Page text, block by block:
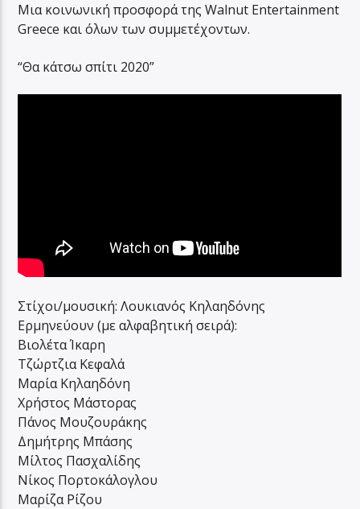
Μια κοινωνική προσφορά της Walnut Entertainment
Greece και όλων των συμμετέχοντων.
“Θα κάτσω σπίτι 2020”
Στίχοι/μουσική: Λουκιανός Κηλαηδόνης
Ερμηνεύουν (με αλφαβητική σειρά):
Βιολέτα Ίκαρη
Τζώρτζια Κεφαλά
Μαρία Κηλαηδόνη
Χρήστος Μάστορας
Πάνος Μουζουράκης
Δημήτρης Μπάσης
Μίλτος Πασχαλίδης
Νίκος Πορτοκάλογλου
Μαρίζα Ρίζου